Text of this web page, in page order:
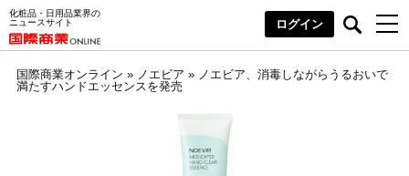
化粧品・日用品業界の
ニュースサイト
ログイン
国際商業オンライン » ノエビア » ノエビア、消毒しながらうるおいで
満たすハンドエッセンスを発売